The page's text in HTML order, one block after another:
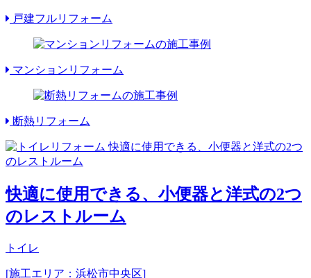
戸建フルリフォーム
マンションリフォーム
断熱リフォーム
快適に使用できる、小便器と洋式の2つ
のレストルーム
トイレ
[施工エリア：浜松市中央区]